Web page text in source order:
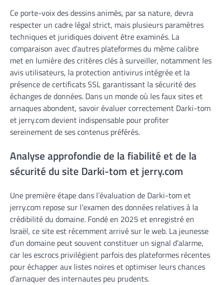
Ce porte-voix des dessins animés, par sa nature, devra
respecter un cadre légal strict, mais plusieurs paramètres
techniques et juridiques doivent être examinés. La
comparaison avec d’autres plateformes du même calibre
met en lumière des critères clés à surveiller, notamment les
avis utilisateurs, la protection antivirus intégrée et la
présence de certificats SSL garantissant la sécurité des
échanges de données. Dans un monde où les faux sites et
arnaques abondent, savoir évaluer correctement Darki-tom
et jerry.com devient indispensable pour profiter
sereinement de ses contenus préférés.
Analyse approfondie de la fiabilité et de la
sécurité du site Darki-tom et jerry.com
Une première étape dans l’évaluation de Darki-tom et
jerry.com repose sur l’examen des données relatives à la
crédibilité du domaine. Fondé en 2025 et enregistré en
Israël, ce site est récemment arrivé sur le web. La jeunesse
d’un domaine peut souvent constituer un signal d’alarme,
car les escrocs privilégient parfois des plateformes récentes
pour échapper aux listes noires et optimiser leurs chances
d’arnaquer des internautes peu prudents.